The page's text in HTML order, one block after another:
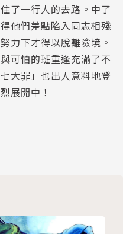
了一行人的去路。中了
他們差點陷入同志相殘
力下才得以脫離險境。
可怕的班重逢充滿了不
大罪」也出人意料地登
展開中！